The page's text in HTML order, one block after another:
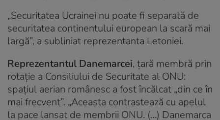
„Securitatea Ucrainei nu poate fi separată de
securitatea continentului european la scară mai
largă”, a subliniat reprezentanta Letoniei.
Reprezentantul Danemarcei, țară membră prin
rotație a Consiliului de Securitate al ONU:
spaţiul aerian românesc a fost încălcat „din ce în
mai frecvent”. „Aceasta contrastează cu apelul
la pace lansat de membrii ONU. (…) Danemarca